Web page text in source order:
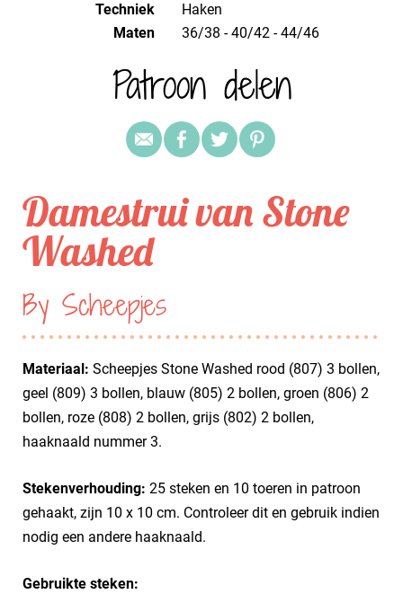
Techniek
haken
Maten
36/38 - 40/42 - 44/46
Patroon delen
Damestrui van Stone
Washed
By Scheepjes
Materiaal: Scheepjes Stone Washed rood (807) 3 bollen,
geel (809) 3 bollen, blauw (805) 2 bollen, groen (806) 2
bollen, roze (808) 2 bollen, grijs (802) 2 bollen,
haaknaald nummer 3.
Stekenverhouding: 25 steken en 10 toeren in patroon
gehaakt, zijn 10 x 10 cm. Controleer dit en gebruik indien
nodig een andere haaknaald.
Gebruikte steken: